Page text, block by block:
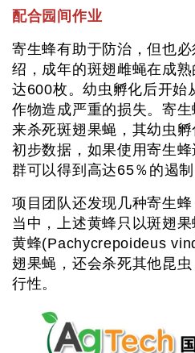
配合园间作业
寄生蜂有助于防治，但也
绍，成年的斑翅雌蝇在成
达600枚。幼虫孵化后开始
作物造成严重的损失。寄
来杀死斑翅果蝇，其幼虫
初步数据，如果使用寄生
群可以得到高达65％的遏制
项目团队还发现几种寄生蜂
当中，上述黄蜂只以斑翅
黄蜂(Pachycrepoideus
翅果蝇，还会杀死其他昆
行性。